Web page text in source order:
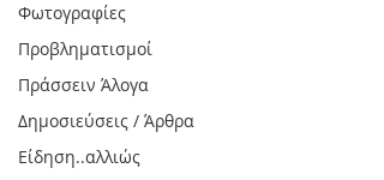
Φωτογραφίες
Προβληματισμοί
Πράσσειν Άλογα
Δημοσιεύσεις / Άρθρα
Είδηση..αλλιώς